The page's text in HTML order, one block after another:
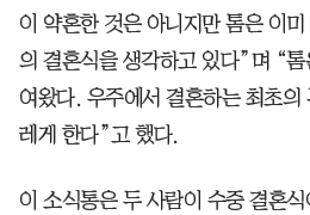
이 약혼한 것은 아니지만 톰은 이
의 결혼식을 생각하고 있다”며 “
여왔다. 우주에서 결혼하는 최초의
레게 한다”고 했다.
이 소식통은 두 사람이 수중 결혼